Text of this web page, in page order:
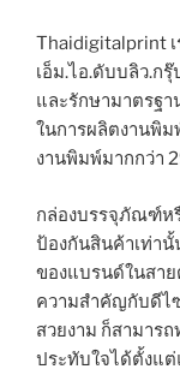
Thaidigitalprint
เอ็ม.ไอ.ดับบลิว.ก
และรักษามาตรฐ
ในการผลิตงานพิ
งานพิมพ์มากกว่า
กล่องบรรจุภัณฑ์ห
ป้องกันสินค้าเท่านั้
ของแบรนด์ในสา
ความสำคัญกับดีไซ
สวยงาม ก็สามาร
ประทับใจได้ตั้งแต่